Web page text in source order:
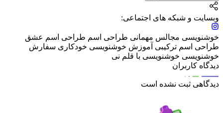
وبسایت و شبکه های اجتماعی:
خوشنویسی مجالس مهمانی طراحی اسم طراحی اسم عشق
طراحی اسم ترکیبی آموزش خوشنویسی خودکاری سفارش
خوشنویسی خوشنویسی با قلم نی
دیدگاه کاربران
دیدگاهی ثبت نشده است